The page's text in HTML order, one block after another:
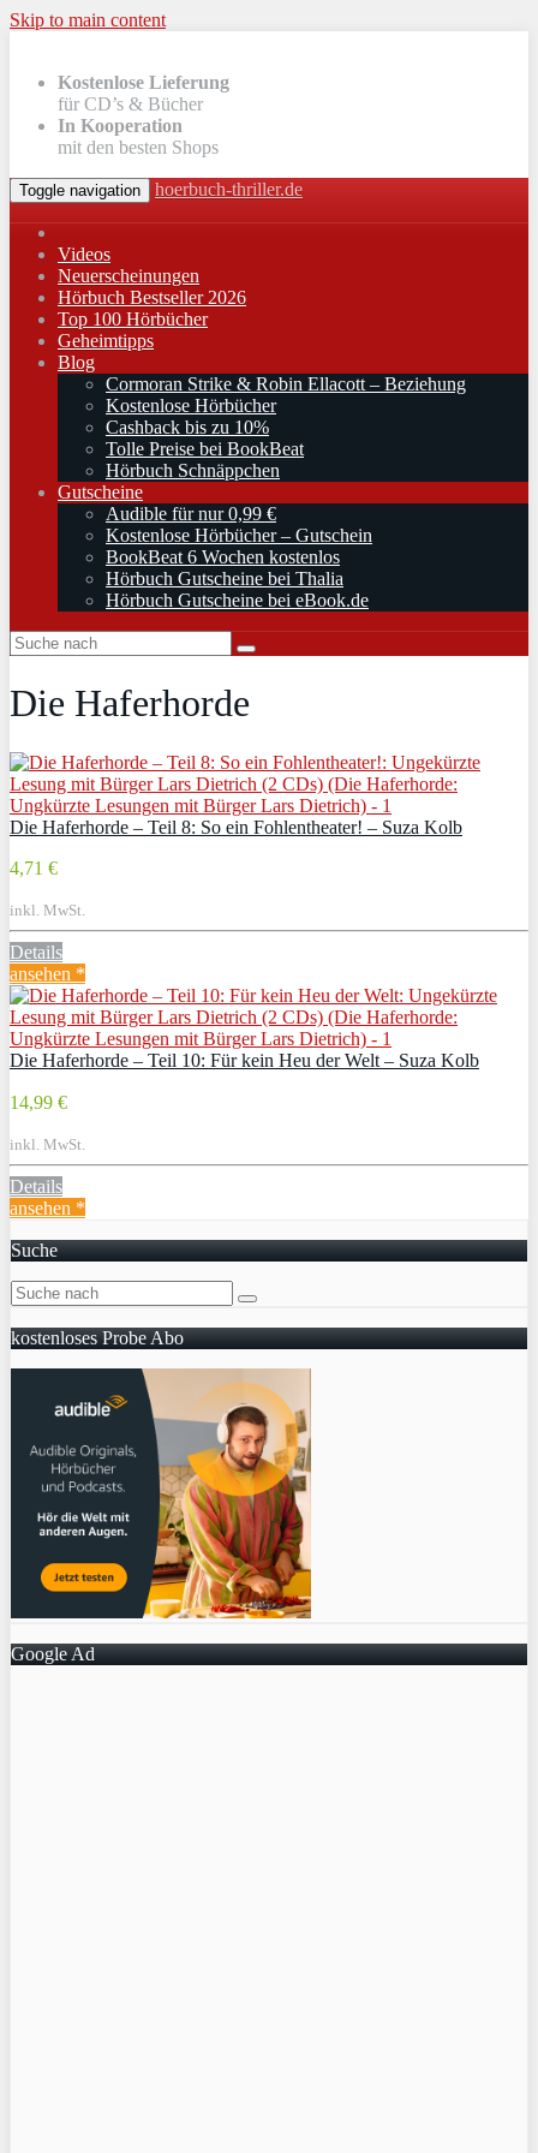
Skip to main content
Kostenlose Lieferung
für CD’s & Bücher
In Kooperation
mit den besten Shops
Toggle navigation hoerbuch-thriller.de
Videos
Neuerscheinungen
Hörbuch Bestseller 2026
Top 100 Hörbücher
Geheimtipps
Blog
Cormoran Strike & Robin Ellacott – Beziehung
Kostenlose Hörbücher
Cashback bis zu 10%
Tolle Preise bei BookBeat
Hörbuch Schnäppchen
Gutscheine
Audible für nur 0,99 €
Kostenlose Hörbücher – Gutschein
BookBeat 6 Wochen kostenlos
Hörbuch Gutscheine bei Thalia
Hörbuch Gutscheine bei eBook.de
Die Haferhorde
Die Haferhorde – Teil 8: So ein Fohlentheater! – Suza Kolb
4,71 €
inkl. MwSt.
Details
ansehen *
Die Haferhorde – Teil 10: Für kein Heu der Welt – Suza Kolb
14,99 €
inkl. MwSt.
Details
ansehen *
Suche
kostenloses Probe Abo
Google Ad